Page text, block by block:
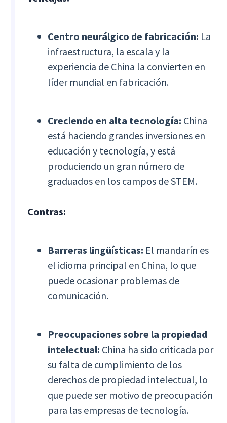
Centro neurálgico de fabricación: La
infraestructura, la escala y la
experiencia de China la convierten en
líder mundial en fabricación.
Creciendo en alta tecnología: China
está haciendo grandes inversiones en
educación y tecnología, y está
produciendo un gran número de
graduados en los campos de STEM.
Contras:
Barreras lingüísticas: El mandarín es
el idioma principal en China, lo que
puede ocasionar problemas de
comunicación.
Preocupaciones sobre la propiedad
intelectual: China ha sido criticada por
su falta de cumplimiento de los
derechos de propiedad intelectual, lo
que puede ser motivo de preocupación
para las empresas de tecnología.